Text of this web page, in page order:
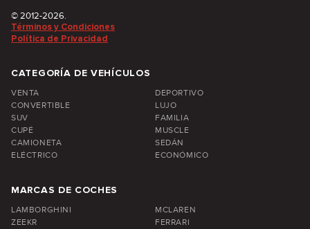
© 2012-2026.
Términos y Condiciones
Política de Privacidad
CATEGORÍA DE VEHÍCULOS
VENTA
DEPORTIVO
CONVERTIBLE
LUJO
SUV
FAMILIA
CUPÉ
MUSCLE
CAMIONETA
SEDÁN
ELÉCTRICO
ECONÓMICO
MARCAS DE COCHES
LAMBORGHINI
MCLAREN
ZEEKR
FERRARI